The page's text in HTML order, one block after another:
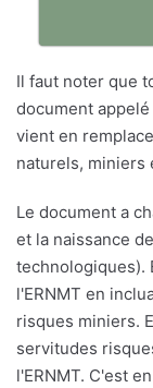
Il faut noter que
document appelé
vient en
naturels, miniers
Le document a
et la naissance
technologiques).
l'ERNMT en
risques miniers.
servitudes
l'ERNMT. C'est